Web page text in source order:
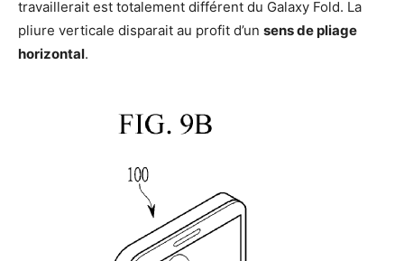
travaillerait est totalement différent du Galaxy Fold. La
pliure verticale disparait au profit d’un sens de pliage
horizontal.